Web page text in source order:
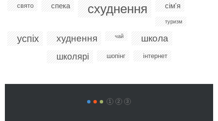
свято спека схуднення сім'я
туризм
успіх худнення чай школа
школярі шопінг інтернет
1 2 3